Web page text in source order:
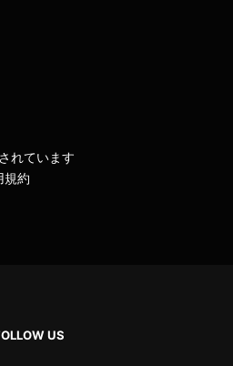
れています
規約
US